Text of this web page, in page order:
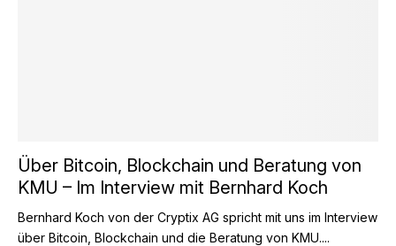
Über Bitcoin, Blockchain und Beratung von
KMU – Im Interview mit Bernhard Koch
Bernhard Koch von der Cryptix AG spricht mit uns im Interview
über Bitcoin, Blockchain und die Beratung von KMU....